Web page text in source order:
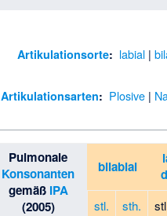
Artikulationsorte: labial|
Artikulationsarten: Plosive|
Pulmonale
Konsonanten
gemäß IPA
(2005)
bilabial
stl. sth.